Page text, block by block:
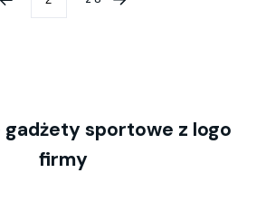
gadżety sportowe z logo
firmy